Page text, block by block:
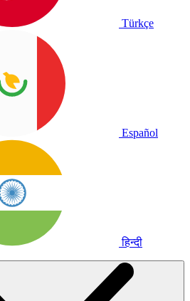
Türkçe
Español
हिन्दी